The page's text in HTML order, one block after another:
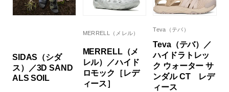
SIDAS（シダ
ス）／3D SAND
ALS SOIL
MERRELL（メレル）
MERRELL（メ
レル）／ハイド
ロモック［レデ
ィース］
Teva（テバ）
Teva（テバ）／
ハイドラトレッ
ク ウォーター サ
ンダル CT レデ
ィース